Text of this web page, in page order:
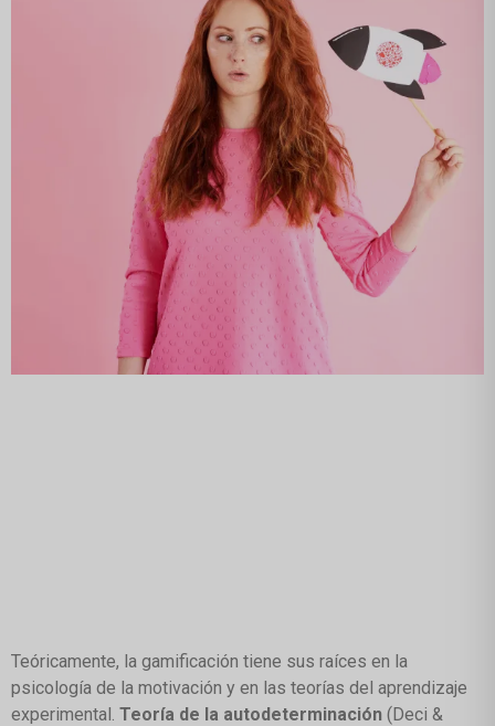
Teóricamente, la gamificación tiene sus raíces en la
psicología de la motivación y en las teorías del aprendizaje
experimental. Teoría de la autodeterminación (Deci &